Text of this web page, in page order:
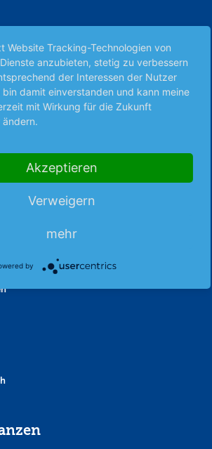
Website Tracking-Technologien von
anzubieten, stetig zu verbessern
der Interessen der Nutzer
damit einverstanden und kann meine
mit Wirkung für die Zukunft
Akzeptieren
Verweigern
mehr
by